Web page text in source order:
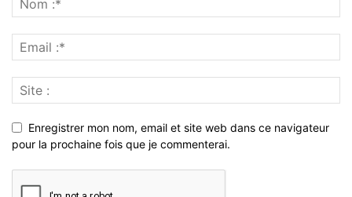
Enregistrer mon nom, email et site web dans ce navigateur
pour la prochaine fois que je commenterai.